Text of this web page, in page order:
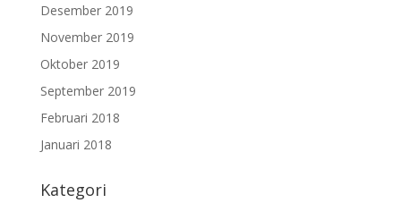
Desember 2019
November 2019
Oktober 2019
September 2019
Februari 2018
Januari 2018
Kategori